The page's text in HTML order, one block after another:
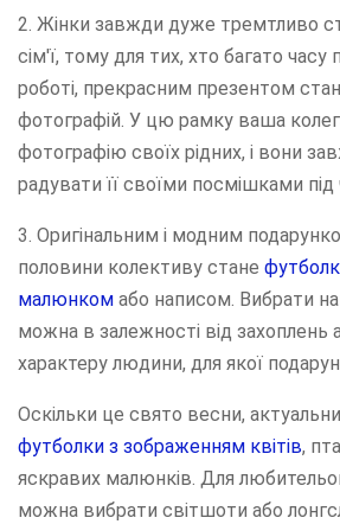
2. Жінки завжди дуже тремтливо
сім'ї, тому для тих, хто багато часу
роботі, прекрасним презентом
фотографій. У цю рамку ваша
фотографію своїх рідних, і вони
радувати її своїми посмішками під
3. Оригінальним і модним
половини колективу стане
малюнком або написом. Вибрати
можна в залежності від захоплень
характеру людини, для якої
Оскільки це свято весни,
футболки з зображенням квітів,
яскравих малюнків. Для
можна вибрати світшоти або